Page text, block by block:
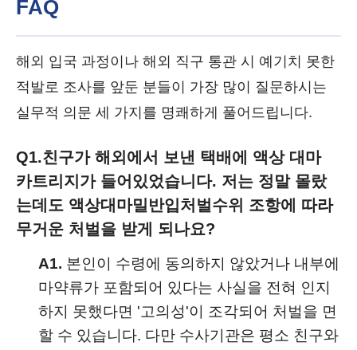
FAQ
해외 입국 과정이나 해외 직구 통관 시 예기치 못한
적발로 조사를 앞둔 분들이 가장 많이 질문하시는
실무적 의문 세 가지를 명쾌하게 풀어드립니다.
Q1.친구가 해외에서 보낸 택배에 액상 대마
카트리지가 들어있었습니다. 저는 정말 몰랐
는데도 액상대마밀반입처벌수위 조항에 따라
무거운 처벌을 받게 되나요?
A1. 본인이 수령에 동의하지 않았거나 내부에
마약류가 포함되어 있다는 사실을 전혀 인지
하지 못했다면 '고의성'이 조각되어 처벌을 면
할 수 있습니다. 다만 수사기관은 평소 친구와